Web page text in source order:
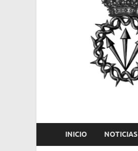
INICIO NOTICIAS